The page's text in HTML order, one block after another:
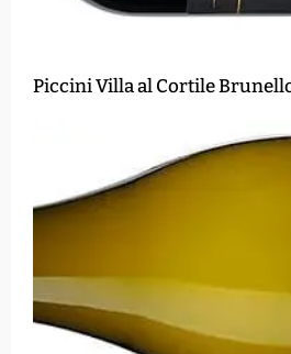
Piccini Villa al Cortile